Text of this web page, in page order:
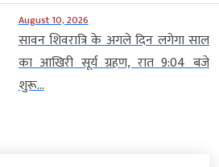
August 10, 2026
सावन शिवरात्रि के अगले दिन लगेगा साल
का आखिरी सूर्य ग्रहण, रात 9:04 बजे
शुरू...